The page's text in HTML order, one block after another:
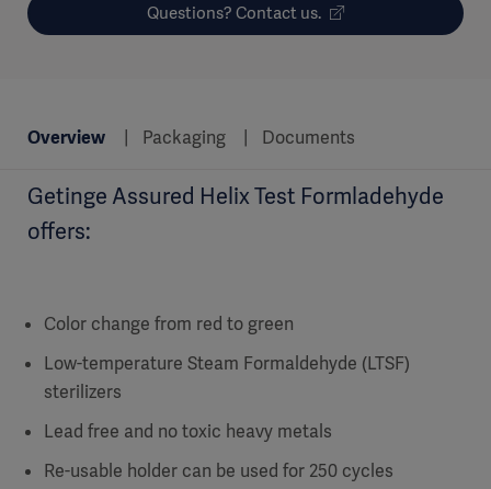
Questions? Contact us.
Overview Packaging Documents
Getinge Assured Helix Test Formladehyde
offers:
Color change from red to green
Low-temperature Steam Formaldehyde (LTSF)
sterilizers
Lead free and no toxic heavy metals
Re-usable holder can be used for 250 cycles